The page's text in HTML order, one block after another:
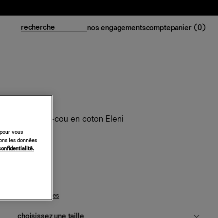
nos engagementscomptepanier (0)
Pull ras-du-cou en coton Eleni
198 €
guide des tailles
vous
les données